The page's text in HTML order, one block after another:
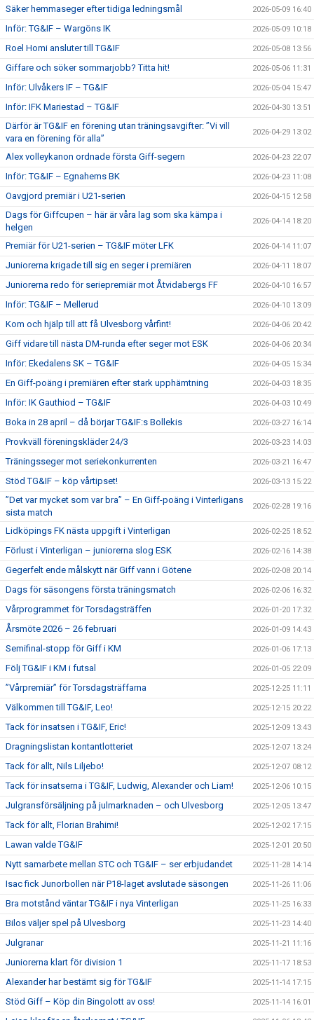
Säker hemmaseger efter tidiga ledningsmål 2026-05-09 16:40
Inför: TG&IF – Wargöns IK 2026-05-09 10:18
Roel Homi ansluter till TG&IF 2026-05-08 13:56
Giffare och söker sommarjobb? Titta hit! 2026-05-06 11:31
Inför: Ulvåkers IF – TG&IF 2026-05-04 15:47
Inför: IFK Mariestad – TG&IF 2026-04-30 13:51
Därför är TG&IF en förening utan träningsavgifter: ”Vi vill
vara en förening för alla”
2026-04-29 13:02
Alex volleykanon ordnade första Giff-segern 2026-04-23 22:07
Inför: TG&IF – Egnahems BK 2026-04-23 11:08
Oavgjord premiär i U21-serien 2026-04-15 12:58
Dags för Giffcupen – här är våra lag som ska kämpa i
helgen
2026-04-14 18:20
Premiär för U21-serien – TG&IF möter LFK 2026-04-14 11:07
Juniorerna krigade till sig en seger i premiären 2026-04-11 18:07
Juniorerna redo för seriepremiär mot Åtvidabergs FF 2026-04-10 16:57
Inför: TG&IF – Mellerud 2026-04-10 13:09
Kom och hjälp till att få Ulvesborg vårfint! 2026-04-06 20:42
Giff vidare till nästa DM-runda efter seger mot ESK 2026-04-06 20:34
Inför: Ekedalens SK – TG&IF 2026-04-05 15:34
En Giff-poäng i premiären efter stark upphämtning 2026-04-03 18:35
Inför: IK Gauthiod – TG&IF 2026-04-03 10:49
Boka in 28 april – då börjar TG&IF:s Bollekis 2026-03-27 16:14
Provkväll föreningskläder 24/3 2026-03-23 14:03
Träningsseger mot seriekonkurrenten 2026-03-21 16:47
Stöd TG&IF – köp vårtipset! 2026-03-13 15:22
”Det var mycket som var bra” – En Giff-poäng i Vinterligans
sista match
2026-02-28 19:16
Lidköpings FK nästa uppgift i Vinterligan 2026-02-25 18:52
Förlust i Vinterligan – juniorerna slog ESK 2026-02-16 14:38
Gegerfelt ende målskytt när Giff vann i Götene 2026-02-08 20:14
Dags för säsongens första träningsmatch 2026-02-06 16:32
Vårprogrammet för Torsdagsträffen 2026-01-20 17:32
Årsmöte 2026 – 26 februari 2026-01-09 14:43
Semifinal-stopp för Giff i KM 2026-01-06 17:13
Följ TG&IF i KM i futsal 2026-01-05 22:09
”Vårpremiär” för Torsdagsträffarna 2025-12-25 11:11
Välkommen till TG&IF, Leo! 2025-12-15 20:22
Tack för insatsen i TG&IF, Eric! 2025-12-09 13:43
Dragningslistan kontantlotteriet 2025-12-07 13:24
Tack för allt, Nils Liljebo! 2025-12-07 08:12
Tack för insatserna i TG&IF, Ludwig, Alexander och Liam! 2025-12-06 10:15
Julgransförsäljning på julmarknaden – och Ulvesborg 2025-12-05 13:47
Tack för allt, Florian Brahimi! 2025-12-02 17:15
Lawan valde TG&IF 2025-12-01 20:50
Nytt samarbete mellan STC och TG&IF – ser erbjudandet 2025-11-28 14:14
Isac fick Junorbollen när P18-laget avslutade säsongen 2025-11-26 11:06
Bra motstånd väntar TG&IF i nya Vinterligan 2025-11-25 16:33
Bilos väljer spel på Ulvesborg 2025-11-23 14:40
Julgranar 2025-11-21 11:16
Juniorerna klart för division 1 2025-11-17 18:53
Alexander har bestämt sig för TG&IF 2025-11-14 17:15
Stöd Giff – Köp din Bingolott av oss! 2025-11-14 16:01